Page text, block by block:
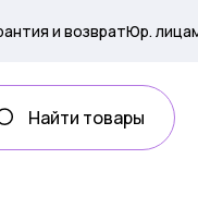
и возвратЮр.